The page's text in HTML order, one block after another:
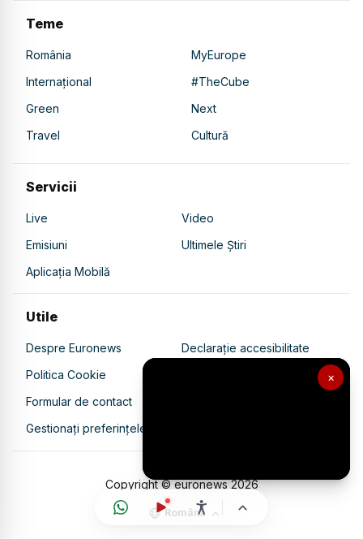
×
Teme
România
MyEurope
Internațional
#TheCube
Green
Next
Travel
Cultură
Servicii
Live
Video
Emisiuni
Ultimele Știri
Aplicația Mobilă
Utile
Despre Euronews
Declarație accesibilitate
Politica Cookie
Politica de confidențialitate
Formular de contact
Gestionați preferințele
Copyright © euronews2026
Română